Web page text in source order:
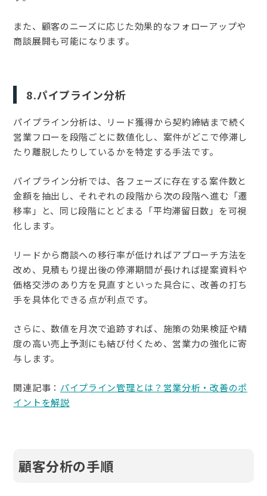
また、顧客のニーズに応じた効果的なフォローアップや
商談展開も可能になります。
8.パイプライン分析
パイプライン分析は、リード獲得から契約締結まで続く
営業フローを段階ごとに数値化し、案件がどこで停滞し
たり離脱したりしているかを特定する手法です。
パイプライン分析では、各フェーズに存在する案件数と
金額を抽出し、それぞれの段階から次の段階へ進む「遷
移率」と、同じ段階にとどまる「平均滞留日数」を可視
化します。
リードから商談への移行率が低ければアプローチ方法を
改め、見積もり提出後の停滞期間が長ければ提案資料や
価格交渉のあり方を見直すといった具合に、改善の打ち
手を具体化できる点が利点です。
さらに、数値を月次で追跡すれば、施策の効果検証や精
度の高い売上予測にも結び付くため、営業力の強化に寄
与します。
関連記事： パイプライン管理とは？営業分析・改善のポ
イントを解説
顧客分析の手順